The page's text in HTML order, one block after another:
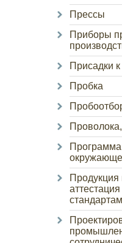
Прессы
Приборы
Присадки
Пробка